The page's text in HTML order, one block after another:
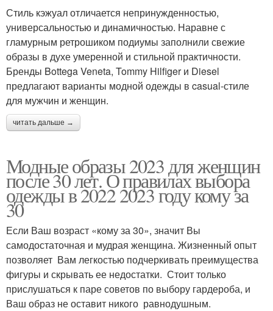
Стиль кэжуал отличается непринужденностью,
универсальностью и динамичностью. Наравне с
гламурным ретрошиком подиумы заполнили свежие
образы в духе умеренной и стильной практичности.
Бренды Bottega Veneta, Tommy Hilfiger и Diesel
предлагают варианты модной одежды в casual-стиле
для мужчин и женщин.
читать дальше →
Модные образы 2023 для женщин
после 30 лет. О правилах выбора
одежды в 2022 2023 году кому за
30
Если Ваш возраст «кому за 30», значит Вы
самодостаточная и мудрая женщина. Жизненный опыт
позволяет Вам легкостью подчеркивать преимущества
фигуры и скрывать ее недостатки. Стоит только
прислушаться к паре советов по выбору гардероба, и
Ваш образ не оставит никого равнодушным.